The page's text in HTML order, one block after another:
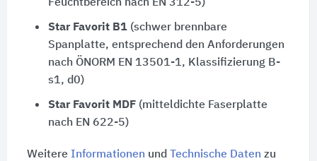
Feuchtbereich nach EN 312-5)
Star Favorit B1(schwer brennbare
Spanplatte, entsprechend den Anforderungen
nach ÖNORM EN 13501-1, Klassifizierung B-
s1, d0)
Star Favorit MDF(mitteldichte Faserplatte
nach EN 622-5)
Weitere Informationen und Technische Daten zu